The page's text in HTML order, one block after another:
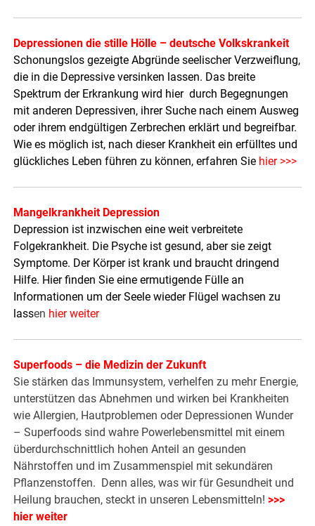
Depressionen die stille Hölle – deutsche Volkskrankeit
Schonungslos gezeigte Abgründe seelischer Verzweiflung,
die in die Depressive versinken lassen. Das breite
Spektrum der Erkrankung wird hier durch Begegnungen
mit anderen Depressiven, ihrer Suche nach einem Ausweg
oder ihrem endgültigen Zerbrechen erklärt und begreifbar.
Wie es möglich ist, nach dieser Krankheit ein erfülltes und
glückliches Leben führen zu können, erfahren Sie hier >>>
Mangelkrankheit Depression
Depression ist inzwischen eine weit verbreitete
Folgekrankheit. Die Psyche ist gesund, aber sie zeigt
Symptome. Der Körper ist krank und braucht dringend
Hilfe. Hier finden Sie eine ermutigende Fülle an
Informationen um der Seele wieder Flügel wachsen zu
lassen hier weiter
Superfoods – die Medizin der Zukunft
Sie stärken das Immunsystem, verhelfen zu mehr Energie,
unterstützen das Abnehmen und wirken bei Krankheiten
wie Allergien, Hautproblemen oder Depressionen Wunder
– Superfoods sind wahre Powerlebensmittel mit einem
überdurchschnittlich hohen Anteil an gesunden
Nährstoffen und im Zusammenspiel mit sekundären
Pflanzenstoffen. Denn alles, was wir für Gesundheit und
Heilung brauchen, steckt in unseren Lebensmitteln! >>>
hier weiter